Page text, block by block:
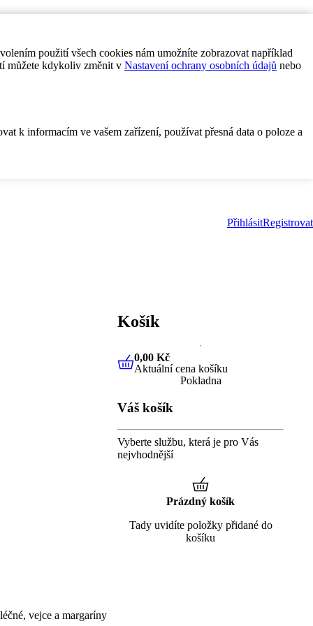
použití všech cookies nám umožníte zobrazovat například
můžete kdykoliv změnit v Nastavení ochrany osobních údajů nebo
k informacím ve vašem zařízení, používat přesná data o poloze a
PřihlásitRegistrovat
vejce a margaríny
Košík
0,00 KčAktuální cena košíku
0,00 Kč
Aktuální cena košíku
Pokladna
Váš košík
Vyberte službu, která je pro Vás
nejvhodnější
Prázdný košík
Tady uvidíte položky přidané do
košíku